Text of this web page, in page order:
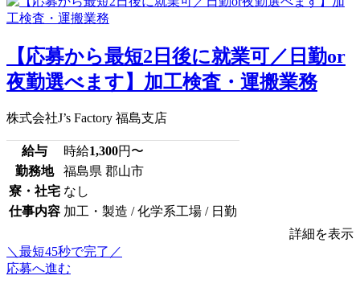
【応募から最短2日後に就業可／日勤or
夜勤選べます】加工検査・運搬業務
株式会社J’s Factory 福島支店
給与 時給1,300円〜
勤務地
福島県 郡山市
寮・社宅 なし
仕事内容 加工・製造 / 化学系工場 / 日勤
詳細を表示
＼最短45秒で完了／
応募へ進む